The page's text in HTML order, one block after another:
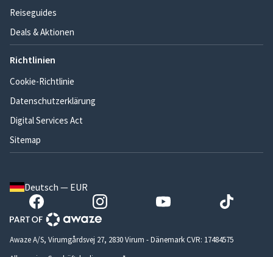
Reiseguides
Deals & Aktionen
Richtlinien
Cookie-Richtlinie
Datenschutzerklärung
Digital Services Act
Sitemap
Deutsch — EUR
Awaze A/S, Virumgårdsvej 27, 2830 Virum - Dänemark CVR: 17484575